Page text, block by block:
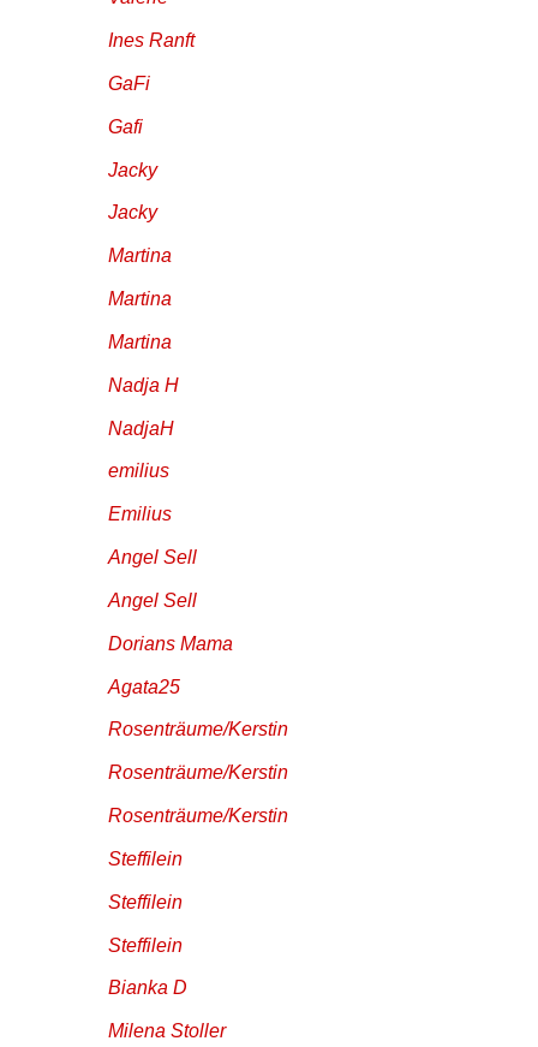
Ines Ranft
GaFi
Gafi
Jacky
Jacky
Martina
Martina
Martina
Nadja H
NadjaH
emilius
Emilius
Angel Sell
Angel Sell
Dorians Mama
Agata25
Rosenträume/Kerstin
Rosenträume/Kerstin
Rosenträume/Kerstin
Steffilein
Steffilein
Steffilein
Bianka D
Milena Stoller